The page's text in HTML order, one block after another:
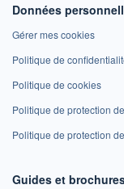
Données
Gérer mes cookies
Politique de
Politique de cookies
Politique de protection
Politique de protection
Guides et